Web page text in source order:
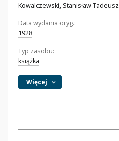
Kowalczewski, Stanisław Tadeusz
Data wydania oryg.:
1928
Typ zasobu:
książka
Więcej